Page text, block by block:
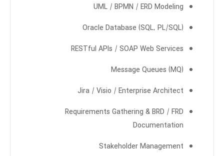
UML / BPMN / ERD Modeling
Oracle Database (SQL, PL/SQL)
RESTful APIs / SOAP Web Services
Message Queues (MQ)
Jira / Visio / Enterprise Architect
Requirements Gathering & BRD / FRD
Documentation
Stakeholder Management